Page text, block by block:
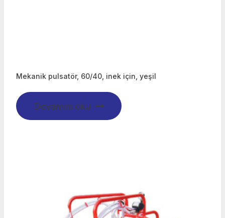
Mekanik pulsatör, 60/40, inek için, yeşil
Devamını oku